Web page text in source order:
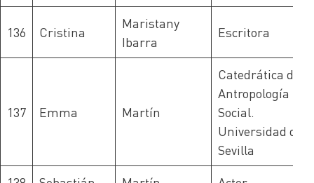
136 Cristina
Maristany
Ibarra
Escritora
137 Emma Martín
Catedrática de
Antropología
Social.
Universidad de
Sevilla